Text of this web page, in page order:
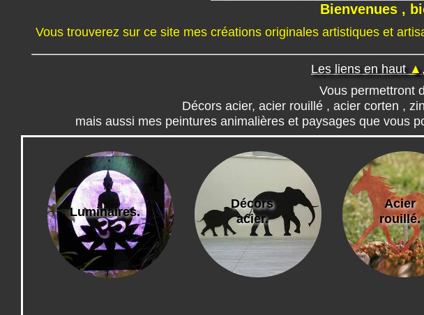
Bienvenues ,
Vous trouverez sur ce site mes créations originales artistiques et
Les liens en haut ▲
Vous permettront
Décors acier, acier rouillé , acier corten ,
mais aussi mes peintures animalières et paysages que vous
Luminaires.
Décors
acier.
Acier
rouillé.